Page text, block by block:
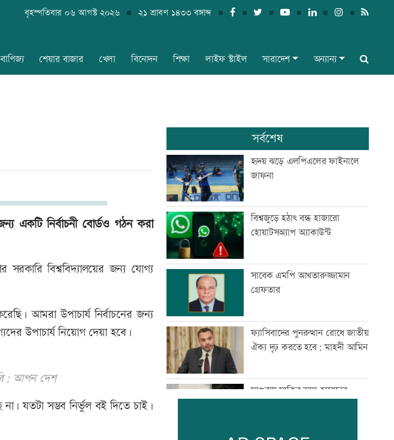
বৃহস্পতিবার ০৬ আগস্ট ২০২৬ ২১ শ্রাবণ ১৪৩৩ বঙ্গাব্দ
শেয়ার বাজার খেলা বিনোদন শিক্ষা লাইফ স্টাইল সারাদেশ অন্যান্য
একটি নির্বাচনী বোর্ডও গঠন করা
বিশ্ববিদ্যালয়ের জন্য যোগ্য
আমরা উপাচার্য নির্বাচনের জন্য
উপাচার্য নিয়োগ দেয়া হবে।
আপন দেশ
যতটা সম্ভব নির্ভুল বই দিতে চাই।
সর্বশেষ
হৃদয় ঝড়ে এলপিএলের ফাইনালে
জাফনা
বিশ্বজুড়ে হঠাৎ বন্ধ হাজারো
হোয়াটসঅ্যাপ অ্যাকাউন্ট
সাবেক এমপি আখতারুজ্জামান
গ্রেফতার
ফ্যাসিবাদের পুনরুত্থান রোধে জাতীয়
ঐক্য দৃঢ় করতে হবে: মাহদী আমিন
মাগুরায় সাকিব আল হাসানের